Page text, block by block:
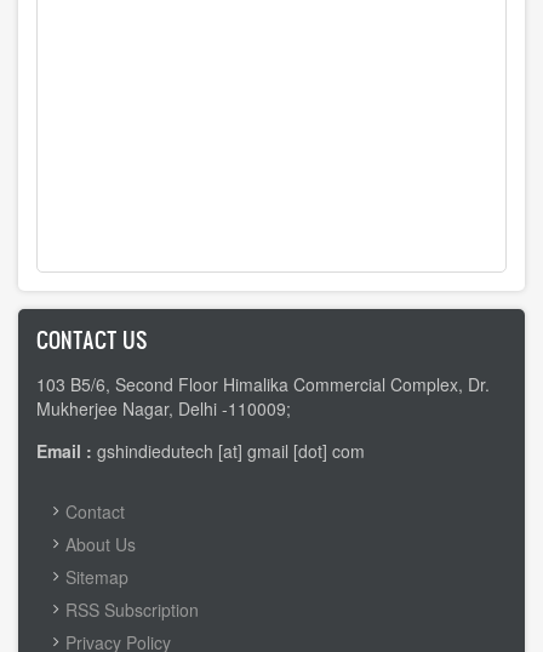
CONTACT US
103 B5/6, Second Floor Himalika Commercial Complex, Dr.
Mukherjee Nagar, Delhi -110009;
Email : gshindiedutech [at] gmail [dot] com
FOOTER
MENU
Contact
About Us
Sitemap
RSS Subscription
Privacy Policy